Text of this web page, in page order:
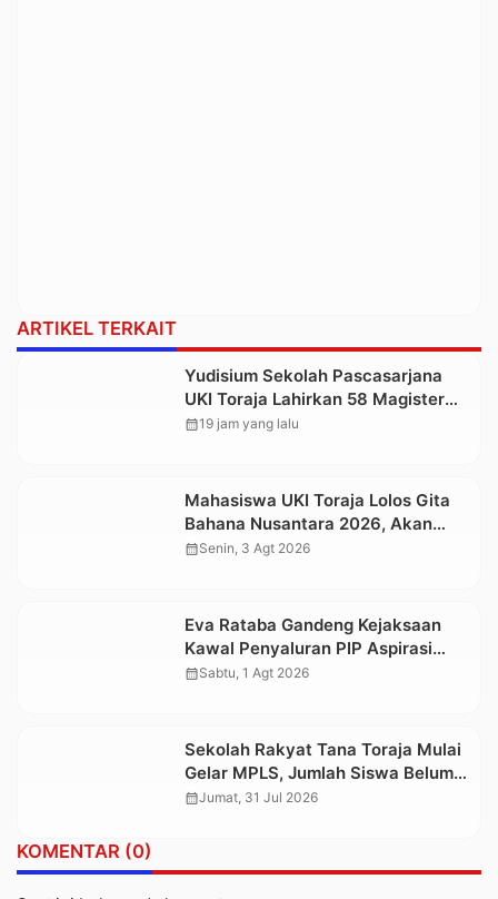
ARTIKEL TERKAIT
Yudisium Sekolah Pascasarjana
UKI Toraja Lahirkan 58 Magister
Baru
calendar_month19 jam yang lalu
Mahasiswa UKI Toraja Lolos Gita
Bahana Nusantara 2026, Akan
Tampil di Istana Negara pada
calendar_monthSenin, 3 Agt 2026
Eva Rataba Gandeng Kejaksaan
Kawal Penyaluran PIP Aspirasi
2026 melalui Program Jaga
calendar_monthSabtu, 1 Agt 2026
Sekolah Rakyat Tana Toraja Mulai
Gelar MPLS, Jumlah Siswa Belum
Terpenuhi, Pembangunan Gedung
calendar_monthJumat, 31 Jul 2026
KOMENTAR (0)